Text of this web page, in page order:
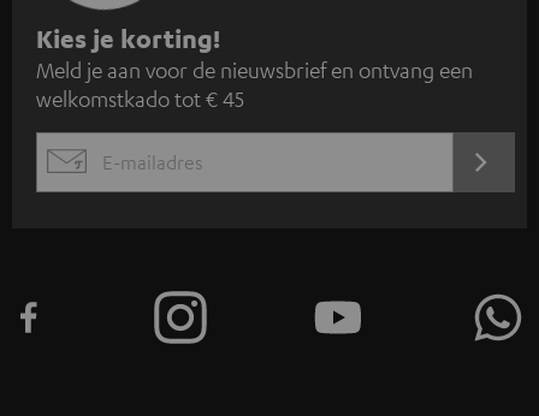
A
a
n
m
e
n
Kies je korting!
Meld je aan voor de nieuwsbrief en ontvang een
welkomstkado tot € 45
EMAIL